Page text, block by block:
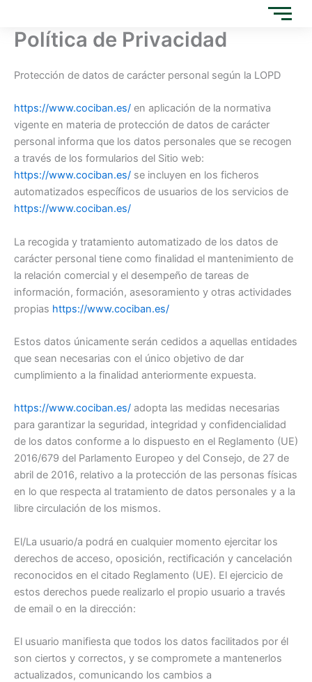
contenido
Política de Privacidad
Protección de datos de carácter personal según la LOPD
https://www.cociban.es/ en aplicación de la normativa
vigente en materia de protección de datos de carácter
personal informa que los datos personales que se recogen
a través de los formularios del Sitio web:
https://www.cociban.es/ se incluyen en los ficheros
automatizados específicos de usuarios de los servicios de
https://www.cociban.es/
La recogida y tratamiento automatizado de los datos de
carácter personal tiene como finalidad el mantenimiento de
la relación comercial y el desempeño de tareas de
información, formación, asesoramiento y otras actividades
propias https://www.cociban.es/
Estos datos únicamente serán cedidos a aquellas entidades
que sean necesarias con el único objetivo de dar
cumplimiento a la finalidad anteriormente expuesta.
https://www.cociban.es/ adopta las medidas necesarias
para garantizar la seguridad, integridad y confidencialidad
de los datos conforme a lo dispuesto en el Reglamento (UE)
2016/679 del Parlamento Europeo y del Consejo, de 27 de
abril de 2016, relativo a la protección de las personas físicas
en lo que respecta al tratamiento de datos personales y a la
libre circulación de los mismos.
El/La usuario/a podrá en cualquier momento ejercitar los
derechos de acceso, oposición, rectificación y cancelación
reconocidos en el citado Reglamento (UE). El ejercicio de
estos derechos puede realizarlo el propio usuario a través
de email o en la dirección:
El usuario manifiesta que todos los datos facilitados por él
son ciertos y correctos, y se compromete a mantenerlos
actualizados, comunicando los cambios a